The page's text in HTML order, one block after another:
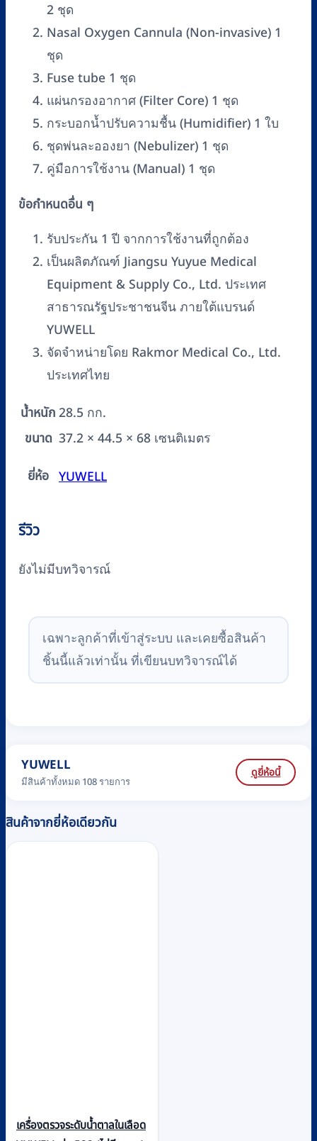
2 ชุด
Nasal Oxygen Cannula (Non-invasive) 1
ชุด
Fuse tube 1 ชุด
แผ่นกรองอากาศ (Filter Core) 1 ชุด
กระบอกน้ำปรับความชื้น (Humidifier) 1 ใบ
ชุดพ่นละอองยา (Nebulizer) 1 ชุด
คู่มือการใช้งาน (Manual) 1 ชุด
ข้อกำหนดอื่น ๆ
รับประกัน 1 ปี จากการใช้งานที่ถูกต้อง
เป็นผลิตภัณฑ์ Jiangsu Yuyue Medical
Equipment & Supply Co., Ltd. ประเทศ
สาธารณรัฐประชาชนจีน ภายใต้แบรนด์
YUWELL
จัดจำหน่ายโดย Rakmor Medical Co., Ltd.
ประเทศไทย
น้ำหนัก28.5 กก.
ขนาด 37.2 × 44.5 × 68 เซนติเมตร
ยี่ห้อ YUWELL
รีวิว
ยังไม่มีบทวิจารณ์
เฉพาะลูกค้าที่เข้าสู่ระบบ และเคยซื้อสินค้า
ชิ้นนี้แล้วเท่านั้น ที่เขียนบทวิจารณ์ได้
YUWELL
มีสินค้าทั้งหมด 108 รายการ
ดูยี่ห้อนี้
สินค้าจากยี่ห้อเดียวกัน
เครื่องตรวจระดับน้ำตาลในเลือด